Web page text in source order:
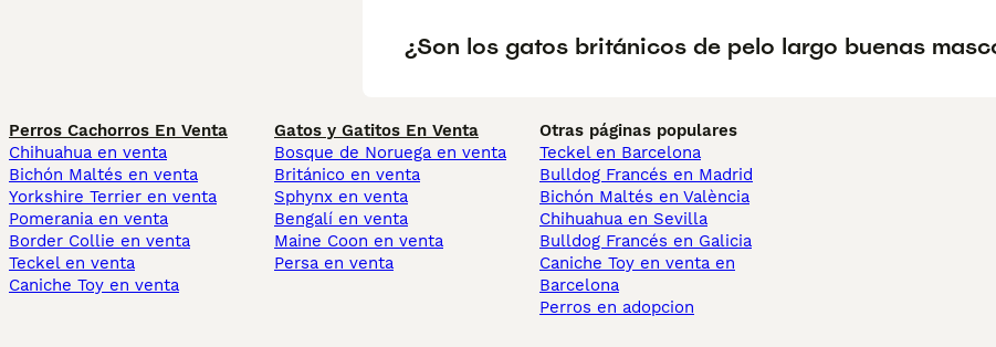
¿Son los gatos británicos de pelo largo buenas
Perros Cachorros En Venta
Chihuahua en venta
Bichón Maltés en venta
Yorkshire Terrier en venta
Pomerania en venta
Border Collie en venta
Teckel en venta
Caniche Toy en venta
Gatos y Gatitos En Venta
Bosque de Noruega en venta
Británico en venta
Sphynx en venta
Bengalí en venta
Maine Coon en venta
Persa en venta
Otras páginas populares
Teckel en Barcelona
Bulldog Francés en Madrid
Bichón Maltés en València
Chihuahua en Sevilla
Bulldog Francés en Galicia
Caniche Toy en venta en
Barcelona
Perros en adopcion